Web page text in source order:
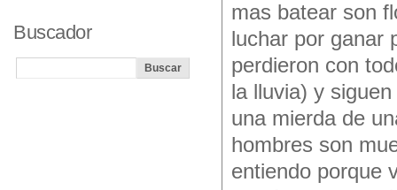
mas batear son
luchar por ganar
perdieron con
la lluvia) y
una mierda de
hombres son
entiendo porque
Buscador